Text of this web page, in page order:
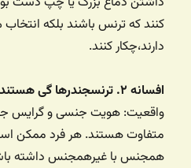
کنند که ترنس باشند بلکه
دارند،‌چکار کنند.
افسانه ۲. ترنسجندرها گی هستند
واقعیت: هویت جنسی و گرایس
متفاوت هستند. هر فرد ممکن
همجنس با غیرهمجنس داشته